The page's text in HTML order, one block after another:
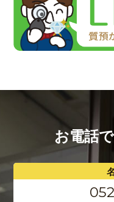
お電話